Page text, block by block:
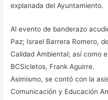
explanada del Ayuntamiento.
Al evento de banderazo
Paz; Israel Barrera Romero,
Calidad Ambiental; así como
BCSicletos, Frank Aguirre.
Asimismo, se contó con la
Comunicación y Educación